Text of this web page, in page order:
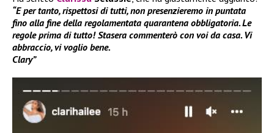
“E per tanto, rispettosi di tutti, non presenzieremo in puntata
fino alla fine della regolamentata quarantena obbligatoria. Le
regole prima di tutto! Stasera commenterò con voi da casa. Vi
abbraccio, vi voglio bene.
Clary”